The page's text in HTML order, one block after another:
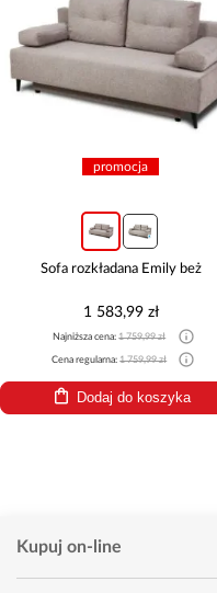
promocja
Sofa rozkładana Emily beż
1 583,99 zł
Najniższa cena:1 759,99 zł
Cena regularna:1 759,99 zł
Dodaj do koszyka
Kupuj on-line